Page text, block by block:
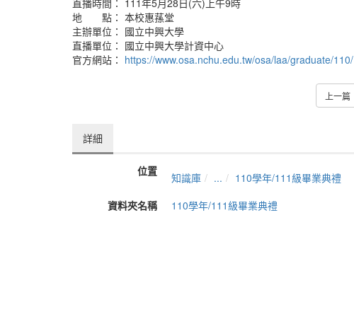
直播時間： 111年5月28日(六)上午9時
地 點： 本校惠蓀堂
主辦單位： 國立中興大學
直播單位： 國立中興大學計資中心
官方網站： https://www.osa.nchu.edu.tw/osa/laa/graduate/110/
上一篇
詳細
位置 知識庫 ...
110學年/111級畢業典禮
資料夾名稱
110學年/111級畢業典禮